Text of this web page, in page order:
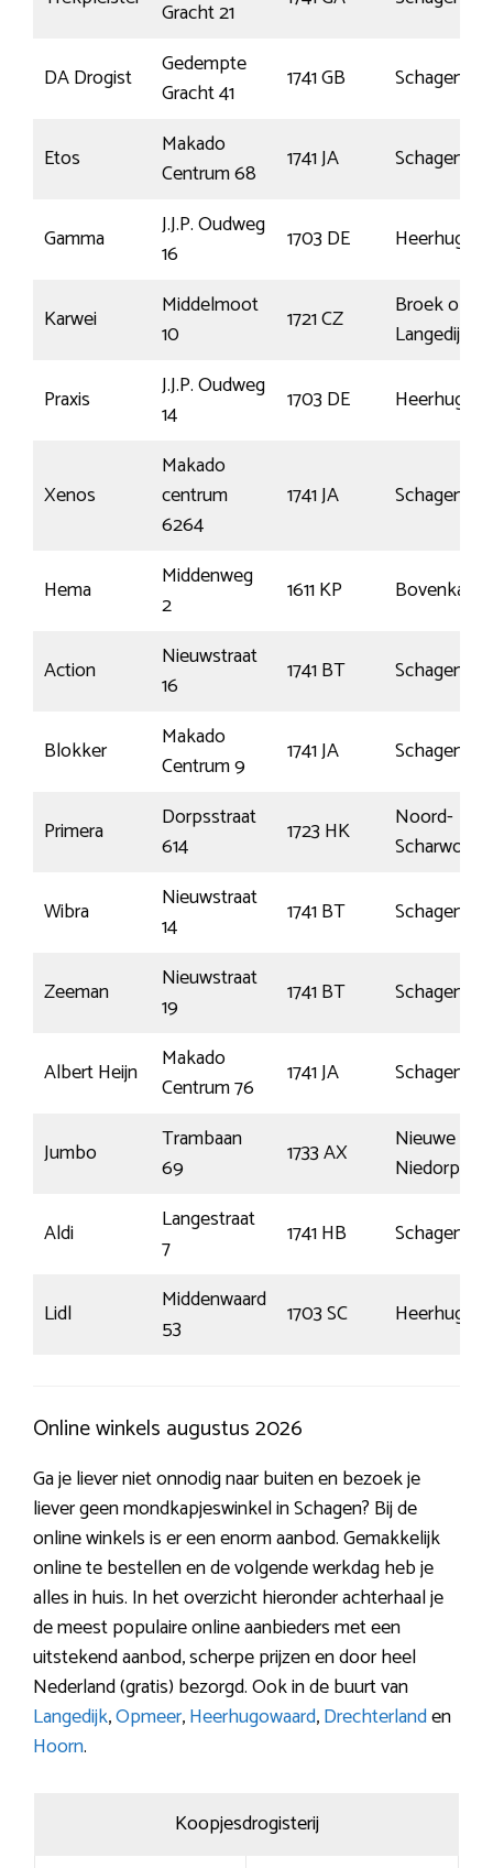
Gracht 21
DA Drogist
Gedempte
Gracht 41
1741 GB Schagen
Etos
Makado
Centrum 68
1741 JA Schagen
Gamma
J.J.P. Oudweg
16
1703 DE
Karwei
Middelmoot
10
1721 CZ
Broek op
Langedijk
Praxis
J.J.P. Oudweg
14
1703 DE
Xenos
Makado
centrum
6264
1741 JA Schagen
Hema
Middenweg
2
1611 KP
Action
Nieuwstraat
16
1741 BT Schagen
Blokker
Makado
Centrum 9
1741 JA Schagen
Primera
Dorpsstraat
614
1723 HK
Noord-
Scharwoude
Wibra
Nieuwstraat
14
1741 BT Schagen
Zeeman
Nieuwstraat
19
1741 BT Schagen
Albert Heijn
Makado
Centrum 76
1741 JA Schagen
Jumbo
Trambaan
69
1733 AX
Nieuwe
Niedorp
Aldi
Langestraat
7
1741 HB Schagen
Lidl
Middenwaard
53
1703 SC
Online winkels augustus 2026
Ga je liever niet onnodig naar buiten en bezoek je
liever geen mondkapjeswinkel in Schagen? Bij de
online winkels is er een enorm aanbod. Gemakkelijk
online te bestellen en de volgende werkdag heb je
alles in huis. In het overzicht hieronder achterhaal je
de meest populaire online aanbieders met een
uitstekend aanbod, scherpe prijzen en door heel
Nederland (gratis) bezorgd. Ook in de buurt van
Langedijk,Opmeer,Heerhugowaard,Drechterlanden
Hoorn.
Koopjesdrogisterij